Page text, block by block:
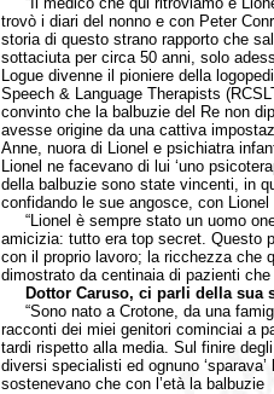
trovò i diari del nonno e con Peter
storia di questo strano rapporto che
sottaciuta per circa 50 anni, solo
Logue divenne il pioniere della
Speech & Language Therapists
convinto che la balbuzie del Re non
avesse origine da una cattiva
Anne, nuora di Lionel e psichiatra
Lionel ne facevano di lui ‘uno
della balbuzie sono state vincenti, in
confidando le sue angosce, con Lionel
“Lionel è sempre stato un uomo
amicizia: tutto era top secret. Questo
con il proprio lavoro; la ricchezza che
dimostrato da centinaia di pazienti
Dottor Caruso, ci parli della sua
“Sono nato a Crotone, da una
racconti dei miei genitori cominciai a
tardi rispetto alla media. Sul finire
diversi specialisti ed ognuno
sostenevano che con l’età la balbuzie